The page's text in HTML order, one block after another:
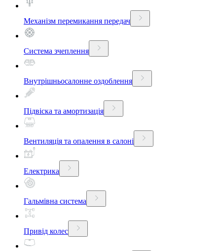
Механізм перемикання передач
Система зчеплення
Внутрішньосалонне оздоблення
Підвіска та амортизація
Вентиляція та опалення в салоні
Електрика
Гальмівна система
Привід колес